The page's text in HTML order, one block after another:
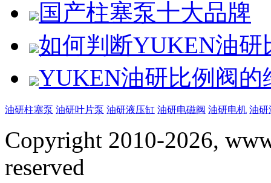
国产柱塞泵十大品牌
如何判断YUKEN油
YUKEN油研比例阀的
油研柱塞泵 油研叶片泵 油研液压缸 油研电磁阀 油研电机 油研
Copyright 2010-2026,
reserved